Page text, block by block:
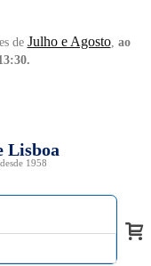
de Julho e Agosto, ao
Lisboa
1958